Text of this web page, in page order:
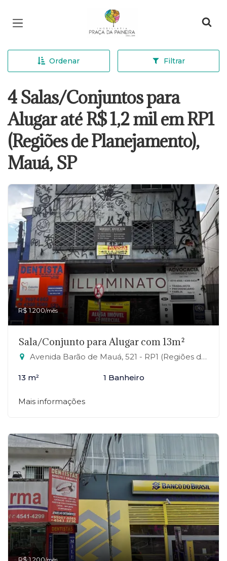
Página inicial
Ordenar Filtrar
4 Salas/Conjuntos para
Alugar até R$ 1,2 mil em RP1
(Regiões de Planejamento),
Mauá, SP
R$ 1.200/mês
Sala/Conjunto para Alugar com 13m²
Avenida Barão de Mauá, 521 - RP1 (Regiões de Planejamento), Mauá-SP
13 m² 1 Banheiro
Mais informações